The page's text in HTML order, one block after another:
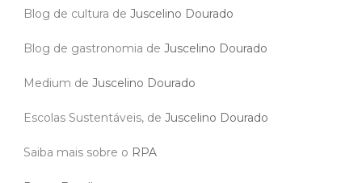
Blog de cultura de Juscelino Dourado
Blog de gastronomia de Juscelino Dourado
Medium de Juscelino Dourado
Escolas Sustentáveis, de Juscelino Dourado
Saiba mais sobre o RPA